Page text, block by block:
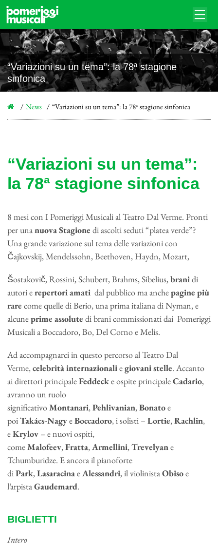
“Variazioni su un tema”: la 78ª stagione
sinfonica
News “Variazioni su un tema”: la 78ª stagione sinfonica
“Variazioni su un tema”:
la 78ª stagione sinfonica
8 mesi con I Pomeriggi Musicali al Teatro Dal Verme. Pronti
per unanuova Stagione di ascolti seduti “platea verde”?
Una grande variazione sul tema delle variazioni con
Čajkovskij, Mendelssohn, Beethoven, Haydn, Mozart,
Šostakovič, Rossini, Schubert, Brahms, Sibelius,branidi
autori erepertoriamati dal pubblico ma anchepagine più
rare come quelle di Berio, una prima italiana di Nyman, e
alcuneprime assolute di brani commissionati dai Pomeriggi
Musicali a Boccadoro, Bo, Del Corno e Melis.
Ad accompagnarci in questo percorso al Teatro Dal
Verme,celebrità internazionaliegiovani stelle. Accanto
ai direttori principaleFeddecke ospite principaleCadario,
avranno un ruolo
significativoMontanari,Pehlivanian,Bonatoe
poiTakács-NagyeBoccadoro, i solisti – Lortie,Rachlin,
eKrylov – e nuovi ospiti,
comeMalofeev,Fratta,Armellini,Trevelyane
Tchumburidze. E ancora il pianoforte
diPark,LasaracinaeAlessandri, il violinistaObisoe
l’arpistaGaudemard.
BIGLIETTI
Intero